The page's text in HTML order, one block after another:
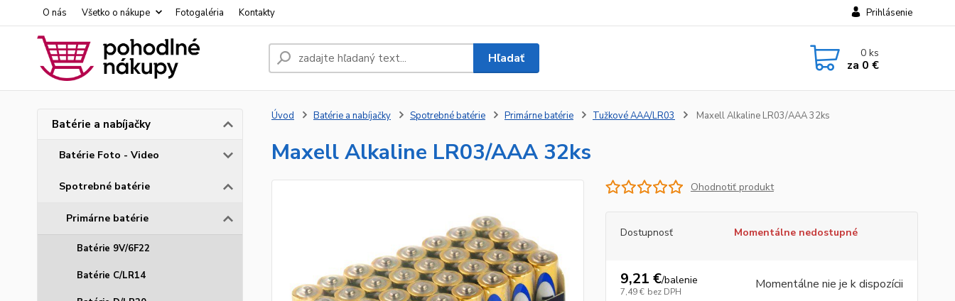
O nás Všetko o nákupe Fotogaléria Kontakty Prihlásenie
Hľadať 0ks
za 0 €
Batérie a nabíjačky
Batérie Foto - Video
Spotrebné batérie
Primárne batérie
Batérie 9V/6F22
Batérie C/LR14
Úvod Batérie a nabíjačky Spotrebné batérie Primárne batérie Tužkové AAA/LR03 Maxell Alkaline LR03/AAA 32ks
Maxell Alkaline LR03/AAA 32ks
Ohodnotiť produkt
Dostupnosť Momentálne nedostupné
9,21 €/balenie
7,49 € bez DPH Momentálne nie je k dispozícii